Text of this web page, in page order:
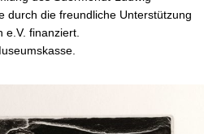
durch die freundliche Unterstützung
e.V. finanziert.